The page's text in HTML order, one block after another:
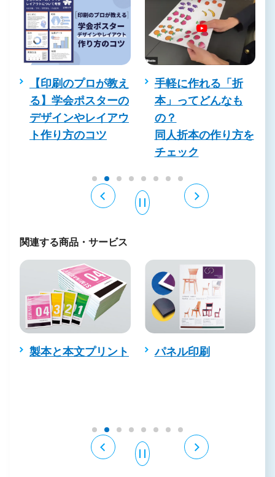
【印刷のプロが教え
る】学会ポスターの
デザインやレイアウ
ト作り方のコツ
手軽に作れる「折
本」ってどんなも
の？
同人折本の作り方を
チェック
関連する商品・サービス
製本と本文プリント パネル印刷